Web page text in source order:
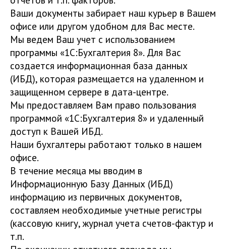
Ваши документы забирает наш курьер в Вашем
офисе или другом удобном для Вас месте.
Мы ведем Ваш учет с использованием
программы «1С:Бухгалтерия 8». Для Вас
создается информационная база данных
(ИБД), которая размещается на удаленном и
защищенном сервере в дата-центре.
Мы предоставляем Вам право пользования
программой «1С:Бухгалтерия 8» и удаленный
доступ к Вашей ИБД.
Наши бухгалтеры работают только в нашем
офисе.
В течение месяца мы вводим в
Информационную Базу Данных (ИБД)
информацию из первичных документов,
составляем необходимые учетные регистры
(кассовую книгу, журнал учета счетов-фактур и
т.п.